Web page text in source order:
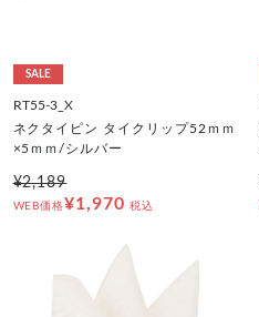
SALE
RT55-3_X
ネクタイピン タイクリップ52ｍｍ
×5ｍｍ/シルバー
¥2,189
WEB価格¥1,970 税込